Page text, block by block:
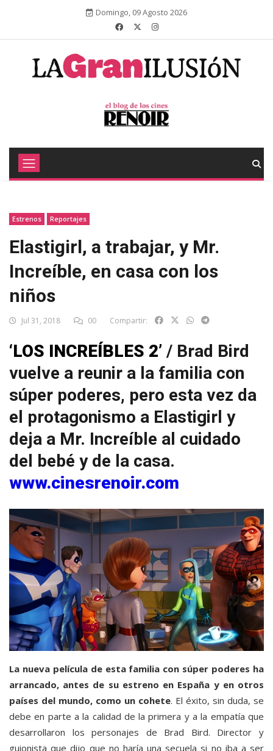
Domingo, 09 Agosto 2026
Estrenos Reportajes
Elastigirl, a trabajar, y Mr.
Increíble, en casa con los
niños
Jul 31, 2018 00 Compartir:
‘LOS INCREÍBLES 2’ / Brad Bird
vuelve a reunir a la familia con
súper poderes, pero esta vez da
el protagonismo a Elastigirl y
deja a Mr. Increíble al cuidado
del bebé y de la casa.
www.cinesrenoir.com
La nueva película de esta familia con súper poderes ha
arrancado, antes de su estreno en España y en otros
países del mundo, como un cohete. El éxito, sin duda, se
debe en parte a la calidad de la primera y a la empatía que
desarrollaron los personajes de Brad Bird. Director y
guionista que dijo que no haría una secuela si no iba a ser